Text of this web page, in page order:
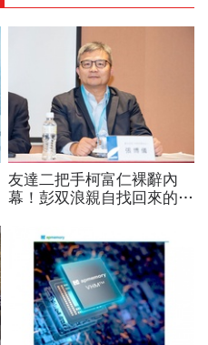
友達二把手柯富仁裸辭內
幕！彭双浪親自找回來的接
「落後群創」成最後稻草？